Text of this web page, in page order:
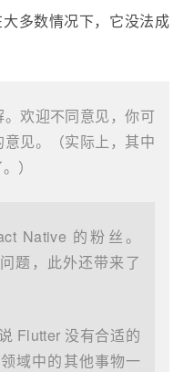
多数情况下，它没法成
欢迎不同意见，你可
见。（实际上，其中
）
Native 的粉丝。
题，此外还带来了
Flutter 没有合适的
域中的其他事物一